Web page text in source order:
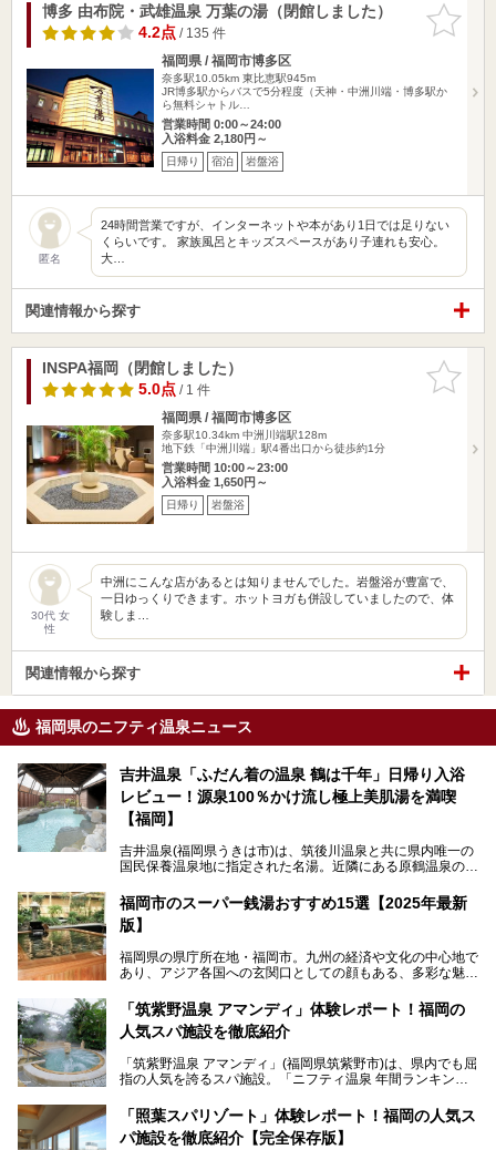
お気に入
りに追加
博多 由布院・武雄温泉 万葉の湯（閉館しました）
4.2点/ 135 件
福岡県 / 福岡市博多区
奈多駅10.05km 東比恵駅945m
JR博多駅からバスで5分程度（天神・中洲川端・博多駅か
ら無料シャトル…
営業時間 0:00～24:00
入浴料金 2,180円～
日帰り 宿泊 岩盤浴
匿名
24時間営業ですが、インターネットや本があり1日では足りない
くらいです。 家族風呂とキッズスペースがあり子連れも安心。
大…
関連情報から探す
お気に入
りに追加
INSPA福岡（閉館しました）
5.0点/ 1 件
福岡県 / 福岡市博多区
奈多駅10.34km 中洲川端駅128m
地下鉄「中洲川端」駅4番出口から徒歩約1分
営業時間 10:00～23:00
入浴料金 1,650円～
日帰り 岩盤浴
30代 女
性
中洲にこんな店があるとは知りませんでした。岩盤浴が豊富で、
一日ゆっくりできます。ホットヨガも併設していましたので、体
験しま…
関連情報から探す
福岡県のニフティ温泉ニュース
吉井温泉「ふだん着の温泉 鶴は千年」日帰り入浴
レビュー！源泉100％かけ流し極上美肌湯を満喫
【福岡】
吉井温泉(福岡県うきは市)は、筑後川温泉と共に県内唯一の
国民保養温泉地に指定された名湯。近隣にある原鶴温泉の観
す。
「ふだん着の温泉 鶴は千年」は、吉井温泉にある日帰り入
住民や温泉ファンに愛され続けています。今回は筆者自ら日
帰り入浴し、自慢の温泉を中心に詳細レビューします！
福岡市のスーパー銭湯おすすめ15選【2025年最新
版】
福岡県の県庁所在地・福岡市。九州の経済や文化の中心地で
あり、アジア各国への玄関口としての顔もある、多彩な魅力
そんな福岡市は、スーパー銭湯も多種多彩。玄界灘を眺めら
れるリゾート気分満点のスーパー銭湯から、繁華街近くのレ
いスーパー銭湯を一挙ご紹介します。
「筑紫野温泉 アマンディ」体験レポート！福岡の
人気スパ施設を徹底紹介
「筑紫野温泉 アマンディ」(福岡県筑紫野市)は、県内でも屈
指の人気を誇るスパ施設。「ニフティ温泉 年間ランキング2
入浴客で賑わっています。
そこで今回は、ニフティ温泉ライターである筆者が現地訪
「照葉スパリゾート」体験レポート！福岡の人気ス
パ施設を徹底紹介【完全保存版】